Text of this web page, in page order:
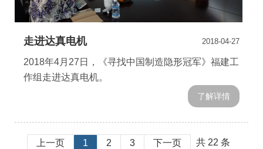
走进达真电机 2018-04-27
2018年4月27日，《寻找中国制造隐形冠军》福建工
作组走进达真电机。
了解详情
上一页 1 2 3 下一页 共 22 条